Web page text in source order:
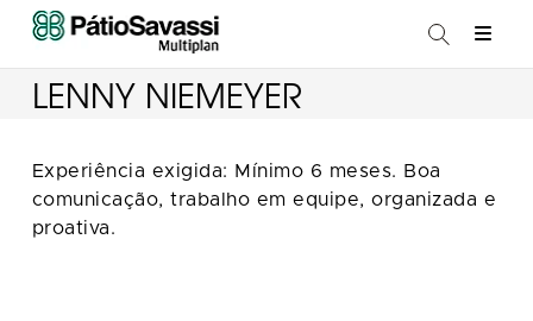
LENNY NIEMEYER
Experiência exigida: Mínimo 6 meses. Boa
comunicação, trabalho em equipe, organizada e
proativa.